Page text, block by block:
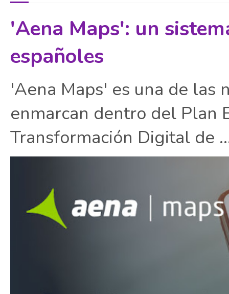
'Aena Maps': un
españoles
'Aena Maps' es una de las
enmarcan dentro del Plan
Transformación Digital de